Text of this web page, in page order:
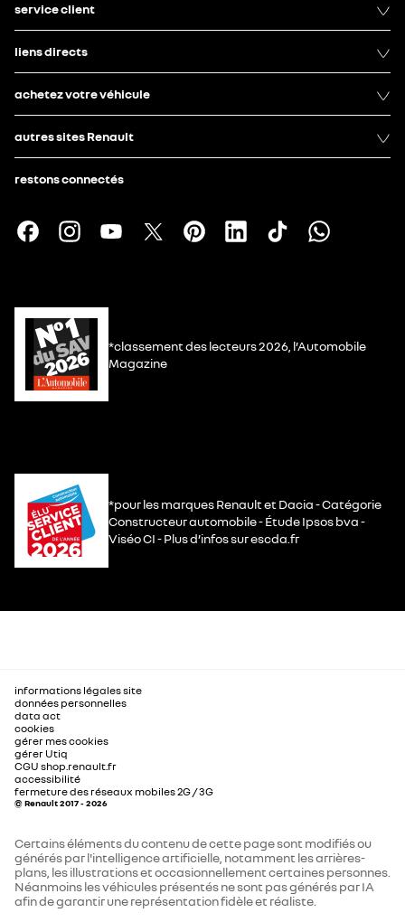
service client
liens directs
achetez votre véhicule
autres sites Renault
restons connectés
*classement des lecteurs 2026, l’Automobile
Magazine
*pour les marques Renault et Dacia - Catégorie
Constructeur automobile - Étude Ipsos bva -
Viséo CI - Plus d’infos sur escda.fr
informations légales site
données personnelles
data act
cookies
gérer mes cookies
gérer Utiq
CGU shop.renault.fr
accessibilité
fermeture des réseaux mobiles 2G / 3G
© Renault 2017 - 2026
Certains éléments du contenu de cette page sont modifiés ou
générés par l'intelligence artificielle, notamment les arrières-
plans, les illustrations et occasionnellement certaines personnes.
Néanmoins les véhicules présentés ne sont pas générés par IA
afin de garantir une représentation fidèle et réaliste.